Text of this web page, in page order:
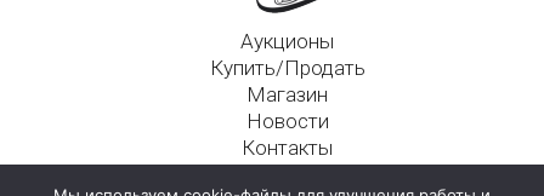
Аукционы
Купить/Продать
Магазин
Новости
Контакты